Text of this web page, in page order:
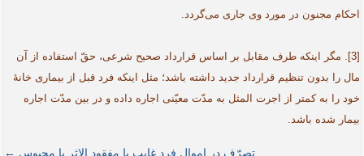
احکام مجنون در مورد وی جاری می‌گردد.
[3]. مگر اینکه طرف مقابل بر اساس قرارداد صحیح شرعی، حقّ استفاده از آن
مال را بدون تنظیم قرارداد جدید داشته باشد؛ مثل اینکه فرد قبل از بیماری خانۀ
خود را به کمتر از اجرت المثل به مدّت معیّنی اجاره داده و در بین مدّت اجاره
بیمار شده باشد.
تصرّف در اموال فرد غایب یا مفقود الاثر یا محبوس ←